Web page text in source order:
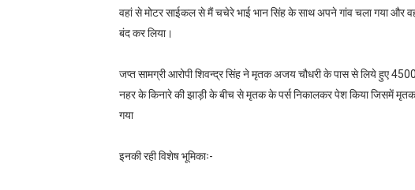
वहां से मोटर साईकल से मैं चचेरे भाई भान सिंह के साथ अपने गांव चला गया और
बंद कर लिया।
जप्त सामग्री आरोपी शिवन्द्र सिंह ने मृतक अजय चौधरी के पास से लिये हुए
नहर के किनारे की झाड़ी के बीच से मृतक के पर्स निकालकर पेश किया जिसमें मृतक
गया
इनकी रही विशेष भूमिकाः-